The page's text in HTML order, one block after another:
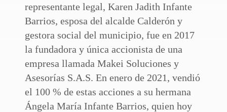
representante legal, Karen Jadith Infante
Barrios, esposa del alcalde Calderón y
gestora social del municipio, fue en 2017
la fundadora y única accionista de una
empresa llamada Makei Soluciones y
Asesorías S.A.S. En enero de 2021, vendió
el 100 % de estas acciones a su hermana
Ángela María Infante Barrios, quien hoy